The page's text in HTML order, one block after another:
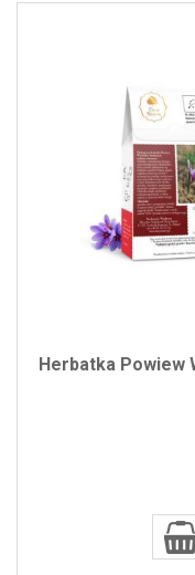
Herbatka Powiew